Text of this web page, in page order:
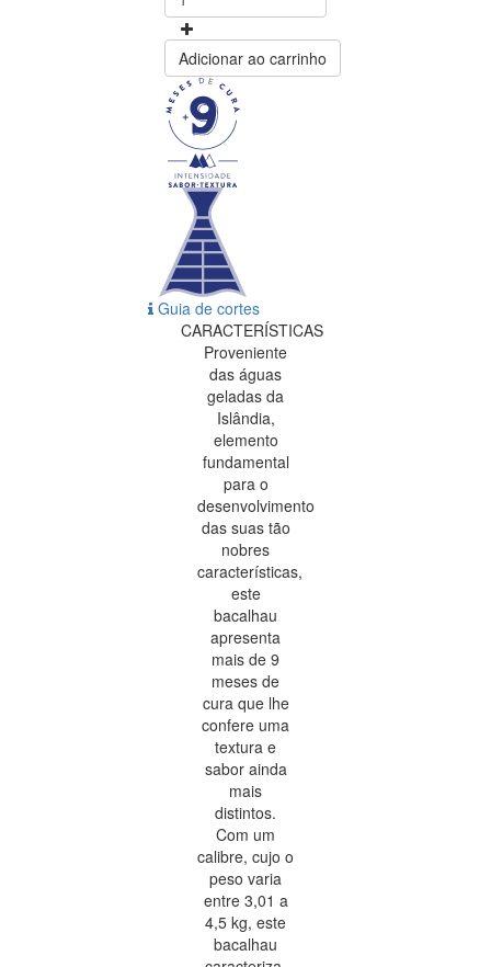
Adicionar ao carrinho
Guia de cortes
CARACTERÍSTICAS
Proveniente
das águas
geladas da
Islândia,
elemento
fundamental
para o
desenvolvimento
das suas tão
nobres
características,
este
bacalhau
apresenta
mais de 9
meses de
cura que lhe
confere uma
textura e
sabor ainda
mais
distintos.
Com um
calibre, cujo o
peso varia
entre 3,01 a
4,5 kg, este
bacalhau